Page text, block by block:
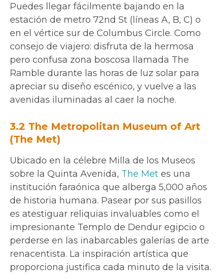
Puedes llegar fácilmente bajando en la
estación de metro 72nd St (líneas A, B, C) o
en el vértice sur de Columbus Circle. Como
consejo de viajero: disfruta de la hermosa
pero confusa zona boscosa llamada The
Ramble durante las horas de luz solar para
apreciar su diseño escénico, y vuelve a las
avenidas iluminadas al caer la noche.
3.2 The Metropolitan Museum of Art
(The Met)
Ubicado en la célebre Milla de los Museos
sobre la Quinta Avenida, The Met es una
institución faraónica que alberga 5,000 años
de historia humana. Pasear por sus pasillos
es atestiguar reliquias invaluables como el
impresionante Templo de Dendur egipcio o
perderse en las inabarcables galerías de arte
renacentista. La inspiración artística que
proporciona justifica cada minuto de la visita.